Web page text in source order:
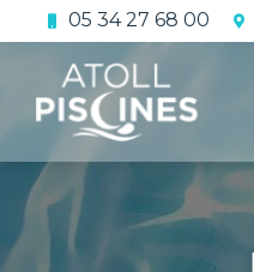
au
contenu
principal
05 34 27 68 00